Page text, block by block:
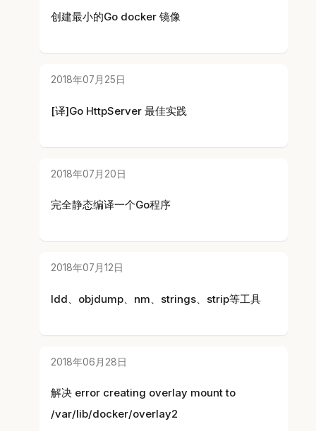
创建最小的Go docker 镜像
2018年07月25日
[译]Go HttpServer 最佳实践
2018年07月20日
完全静态编译一个Go程序
2018年07月12日
ldd、objdump、nm、strings、strip等工具
2018年06月28日
解决 error creating overlay mount to
/var/lib/docker/overlay2